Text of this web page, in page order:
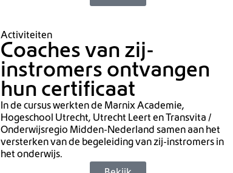
Activiteiten
Coaches van zij-
instromers ontvangen
hun certificaat
In de cursus werkten de Marnix Academie,
Hogeschool Utrecht, Utrecht Leert en Transvita /
Onderwijsregio Midden-Nederland samen aan het
versterken van de begeleiding van zij-instromers in
het onderwijs.